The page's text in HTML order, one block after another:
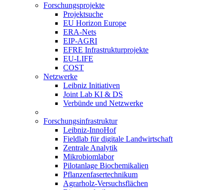
Forschungsprojekte
Projektsuche
EU Horizon Europe
ERA-Nets
EIP-AGRI
EFRE Infrastrukturprojekte
EU-LIFE
COST
Netzwerke
Leibniz Initiativen
Joint Lab KI & DS
Verbünde und Netzwerke
Forschungsinfrastruktur
Leibniz-InnoHof
Fieldlab für digitale Landwirtschaft
Zentrale Analytik
Mikrobiomlabor
Pilotanlage Biochemikalien
Pflanzenfasertechnikum
Agrarholz-Versuchsflächen